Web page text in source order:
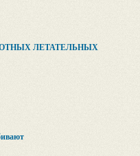
ЛЕТАТЕЛЬНЫХ